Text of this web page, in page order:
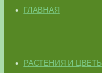
ГЛАВНАЯ
РАСТЕНИЯ И ЦВЕТЫ